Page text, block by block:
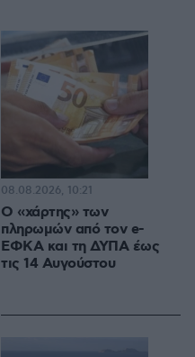
Ο «χάρτης» των
πληρωμών από τον e-
ΕΦΚΑ και τη ΔΥΠΑ έως
τις 14 Αυγούστου
08.08.2026, 10:21